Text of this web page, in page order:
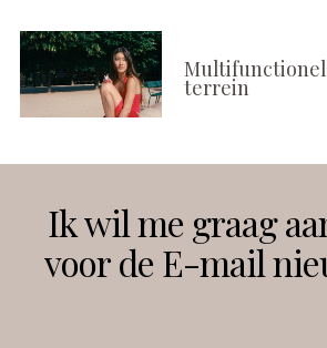
terrein
Instagram
Ik wil me graag
voor de E-mail